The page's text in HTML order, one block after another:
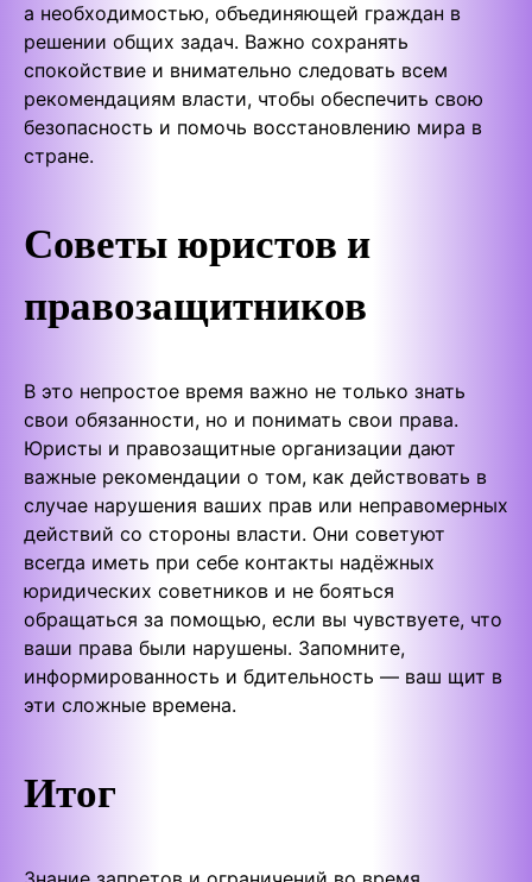
а необходимостью, объединяющей граждан в
решении общих задач. Важно сохранять
спокойствие и внимательно следовать всем
рекомендациям власти, чтобы обеспечить свою
безопасность и помочь восстановлению мира в
стране.
Советы юристов и
правозащитников
В это непростое время важно не только знать
свои обязанности, но и понимать свои права.
Юристы и правозащитные организации дают
важные рекомендации о том, как действовать в
случае нарушения ваших прав или неправомерных
действий со стороны власти. Они советуют
всегда иметь при себе контакты надёжных
юридических советников и не бояться
обращаться за помощью, если вы чувствуете, что
ваши права были нарушены. Запомните,
информированность и бдительность — ваш щит в
эти сложные времена.
Итог